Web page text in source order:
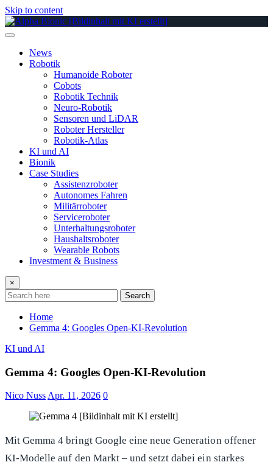
Skip to content
News
Robotik
Humanoide Roboter
Cobots
Robotik Technik
Neuro-Robotik
Sensoren und LiDAR
Roboter Hersteller
Robotik-Atlas
KI und AI
Bionik
Case Studies
Assistenzroboter
Autonomes Fahren
Militärroboter
Serviceroboter
Unterhaltungsroboter
Haushaltsroboter
Wearable Robots
Investment & Business
×
Search
Home
Gemma 4: Googles Open-KI-Revolution
KI und AI
Gemma 4: Googles Open-KI-Revolution
Nico NussApr. 11, 2026 0
Mit Gemma 4 bringt Google eine neue Generation offener
KI-Modelle auf den Markt – und setzt dabei ein starkes